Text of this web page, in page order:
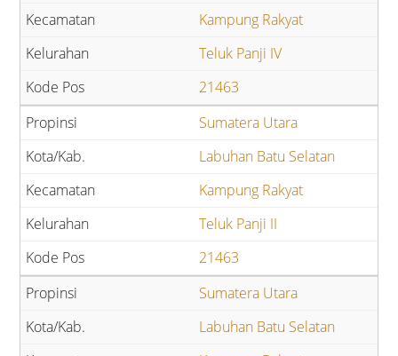
Kampung Rakyat
Teluk Panji IV
21463
Sumatera Utara
Labuhan Batu Selatan
Kampung Rakyat
Teluk Panji II
21463
Sumatera Utara
Labuhan Batu Selatan